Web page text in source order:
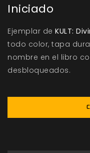
Iniciado
Ejemplar de KULT:
todo color, tapa
nombre en el libro
desbloqueados.